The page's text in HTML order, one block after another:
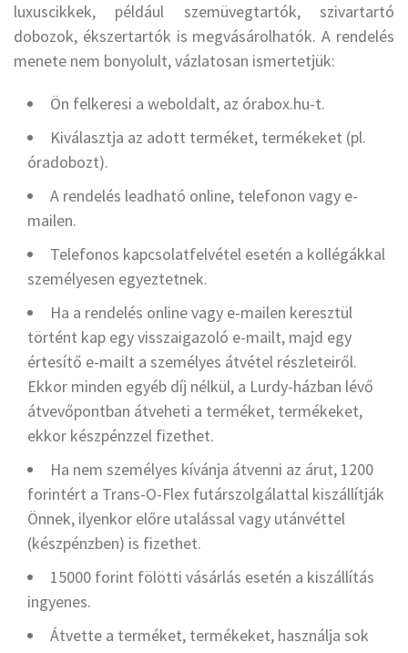
luxuscikkek, például szemüvegtartók, szivartartó
dobozok, ékszertartók is megvásárolhatók. A rendelés
menete nem bonyolult, vázlatosan ismertetjük:
Ön felkeresi a weboldalt, az órabox.hu-t.
Kiválasztja az adott terméket, termékeket (pl.
óradobozt).
A rendelés leadható online, telefonon vagy e-
mailen.
Telefonos kapcsolatfelvétel esetén a kollégákkal
személyesen egyeztetnek.
Ha a rendelés online vagy e-mailen keresztül
történt kap egy visszaigazoló e-mailt, majd egy
értesítő e-mailt a személyes átvétel részleteiről.
Ekkor minden egyéb díj nélkül, a Lurdy-házban lévő
átvevőpontban átveheti a terméket, termékeket,
ekkor készpénzzel fizethet.
Ha nem személyes kívánja átvenni az árut, 1200
forintért a Trans-O-Flex futárszolgálattal kiszállítják
Önnek, ilyenkor előre utalással vagy utánvéttel
(készpénzben) is fizethet.
15000 forint fölötti vásárlás esetén a kiszállítás
ingyenes.
Átvette a terméket, termékeket, használja sok